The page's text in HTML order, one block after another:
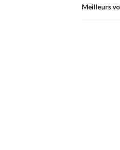
Meilleurs